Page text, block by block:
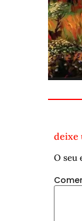
deixe
O seu